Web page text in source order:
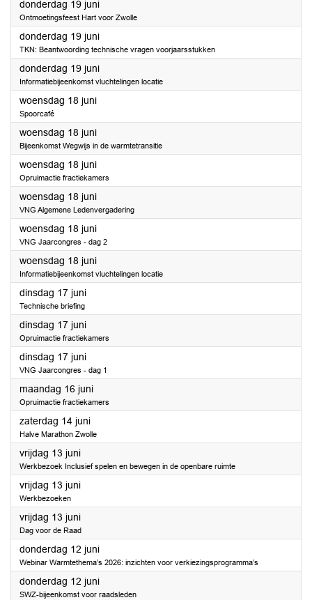
donderdag 19 juni2025
Ontmoetingsfeest Hart voor Zwolle
donderdag 19 juni2025
TKN: Beantwoording technische vragen voorjaarsstukken
donderdag 19 juni2025
Informatiebijeenkomst vluchtelingen locatie
woensdag 18 juni2025
Spoorcafé
woensdag 18 juni2025
Bijeenkomst Wegwijs in de warmtetransitie
woensdag 18 juni2025
Opruimactie fractiekamers
woensdag 18 juni2025
VNG Algemene Ledenvergadering
woensdag 18 juni2025
VNG Jaarcongres - dag 2
woensdag 18 juni2025
Informatiebijeenkomst vluchtelingen locatie
dinsdag 17 juni2025
Technische briefing
dinsdag 17 juni2025
Opruimactie fractiekamers
dinsdag 17 juni2025
VNG Jaarcongres - dag 1
maandag 16 juni2025
Opruimactie fractiekamers
zaterdag 14 juni2025
Halve Marathon Zwolle
vrijdag 13 juni2025
Werkbezoek Inclusief spelen en bewegen in de openbare ruimte
vrijdag 13 juni2025
Werkbezoeken
vrijdag 13 juni2025
Dag voor de Raad
donderdag 12 juni2025
Webinar Warmtethema’s 2026: inzichten voor verkiezingsprogramma’s
donderdag 12 juni2025
SWZ-bijeenkomst voor raadsleden